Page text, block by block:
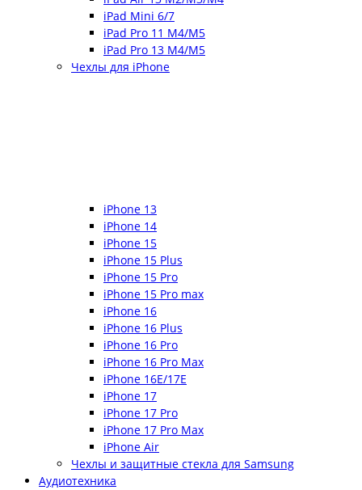
iPad Mini 6/7
iPad Pro 11 M4/M5
iPad Pro 13 M4/M5
Чехлы для iPhone
iPhone 13
iPhone 14
iPhone 15
iPhone 15 Plus
iPhone 15 Pro
iPhone 15 Pro max
iPhone 16
iPhone 16 Plus
iPhone 16 Pro
iPhone 16 Pro Max
iPhone 16E/17E
iPhone 17
iPhone 17 Pro
iPhone 17 Pro Max
iPhone Air
Чехлы и защитные стекла для Samsung
Аудиотехника